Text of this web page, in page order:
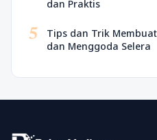
dan Praktis
5
Tips dan Trik
dan Menggoda Selera